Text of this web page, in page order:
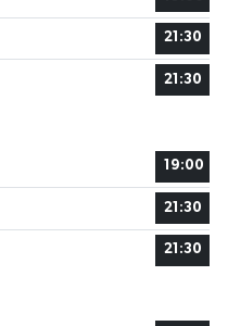
21:30
21:30
19:00
21:30
21:30